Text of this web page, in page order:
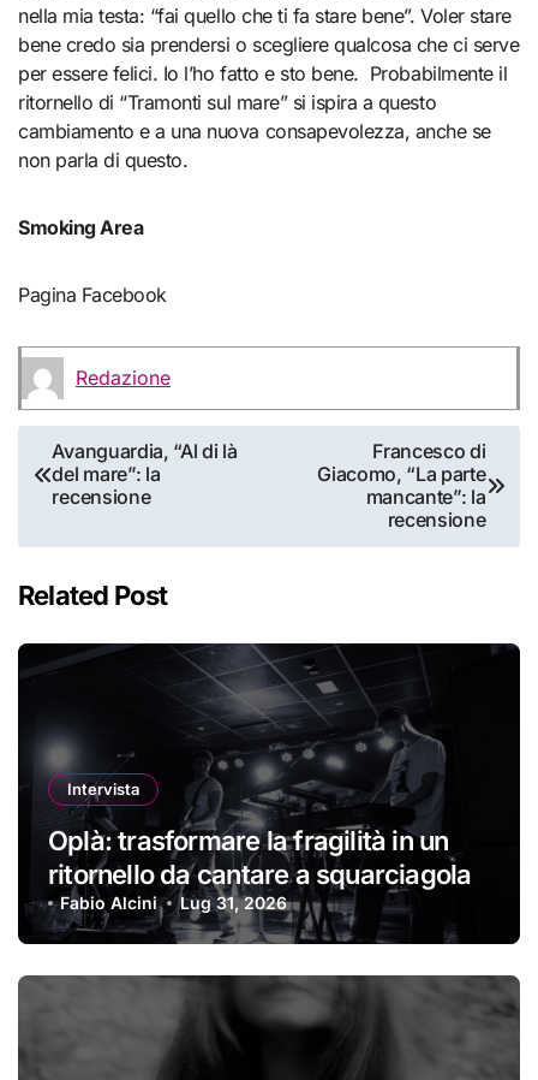
nella mia testa: “fai quello che ti fa stare bene”. Voler stare
bene credo sia prendersi o scegliere qualcosa che ci serve
per essere felici. Io l’ho fatto e sto bene. Probabilmente il
ritornello di “Tramonti sul mare” si ispira a questo
cambiamento e a una nuova consapevolezza, anche se
non parla di questo.
Smoking Area
Pagina Facebook
Redazione
Navigazione
articoli
Avanguardia, “Al di là
del mare”: la
recensione
Francesco di
Giacomo, “La parte
mancante”: la
recensione
Related Post
Intervista
Oplà: trasformare la fragilità in un
ritornello da cantare a squarciagola
Fabio Alcini Lug 31, 2026